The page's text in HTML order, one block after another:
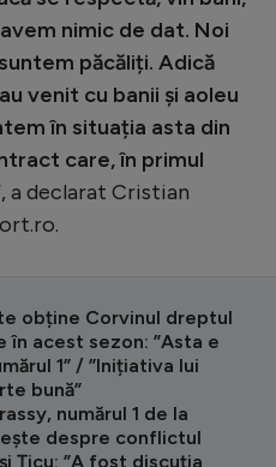
nimic de dat. Noi
păcăliți. Adică
venit cu banii și aoleu
în situația asta din
care, în primul
a declarat Cristian
obține Corvinul dreptul
în acest sezon: ”Asta e
1” / ”Inițiativa lui
bună”
numărul 1 de la
despre conflictul
Țicu: ”A fost discuția